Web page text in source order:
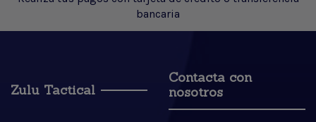
bancaria
Zulu Tactical
Contacta con
nosotros